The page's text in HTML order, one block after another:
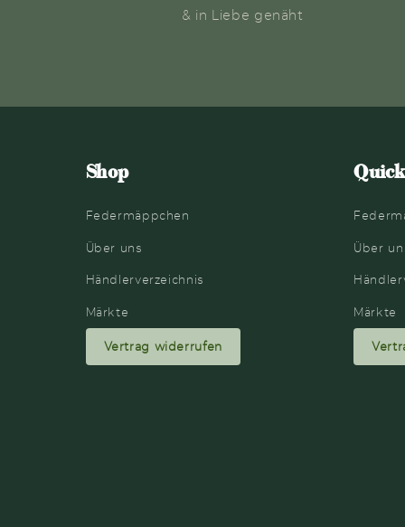
& in Liebe genäht
Shop
Federmäppchen
Über uns
Händlerverzeichnis
Märkte
Vertrag widerrufen
Über
Märkte